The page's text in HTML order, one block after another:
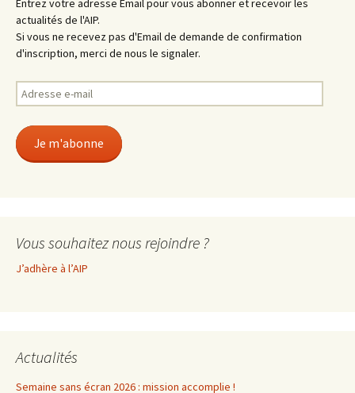
Entrez votre adresse Email pour vous abonner et recevoir les
actualités de l'AIP.
Si vous ne recevez pas d'Email de demande de confirmation
d'inscription, merci de nous le signaler.
Adresse
e-
Je m'abonne
Vous souhaitez nous rejoindre ?
J’adhère à l’AIP
Actualités
Semaine sans écran 2026 : mission accomplie !